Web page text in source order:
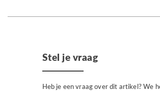
Stel je vraag
Heb je een vraag over dit artikel? We